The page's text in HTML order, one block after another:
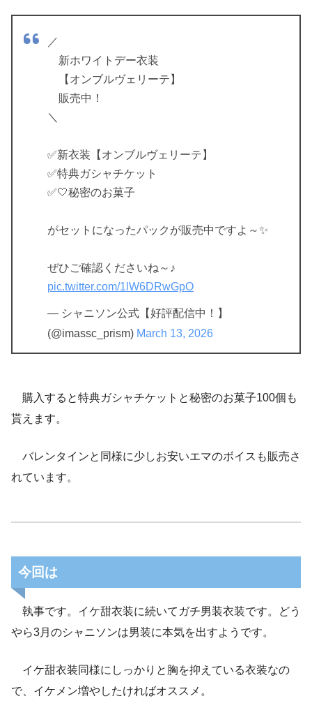
／
新ホワイトデー衣装
【オンブルヴェリーテ】
販売中！
＼
✅新衣装【オンブルヴェリーテ】
✅特典ガシャチケット
✅🤍秘密のお菓子
がセットになったパックが販売中ですよ～✨️
ぜひご確認くださいね～♪
pic.twitter.com/1lW6DRwGpO
— シャニソン公式【好評配信中！】
(@imassc_prism) March 13, 2026
購入すると特典ガシャチケットと秘密のお菓子100個も
貰えます。
バレンタインと同様に少しお安いエマのボイスも販売さ
れています。
今回は
執事です。イケ甜衣装に続いてガチ男装衣装です。どう
やら3月のシャニソンは男装に本気を出すようです。
イケ甜衣装同様にしっかりと胸を抑えている衣装なの
で、イケメン増やしたければオススメ。